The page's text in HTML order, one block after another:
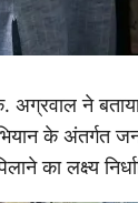
अग्रवाल ने
के
का लक्ष्य